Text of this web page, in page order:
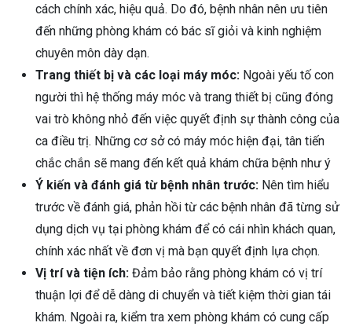
cách chính xác, hiệu quả. Do đó, bệnh nhân nên ưu tiên
đến những phòng khám có bác sĩ giỏi và kinh nghiệm
chuyên môn dày dạn.
Trang thiết bị và các loại máy móc: Ngoài yếu tố con
người thì hệ thống máy móc và trang thiết bị cũng đóng
vai trò không nhỏ đến việc quyết định sự thành công của
ca điều trị. Những cơ sở có máy móc hiện đại, tân tiến
chắc chắn sẽ mang đến kết quả khám chữa bệnh như ý
Ý kiến và đánh giá từ bệnh nhân trước: Nên tìm hiểu
trước về đánh giá, phản hồi từ các bệnh nhân đã từng sử
dụng dịch vụ tại phòng khám để có cái nhìn khách quan,
chính xác nhất về đơn vị mà bạn quyết định lựa chọn.
Vị trí và tiện ích: Đảm bảo rằng phòng khám có vị trí
thuận lợi để dễ dàng di chuyển và tiết kiệm thời gian tái
khám. Ngoài ra, kiểm tra xem phòng khám có cung cấp